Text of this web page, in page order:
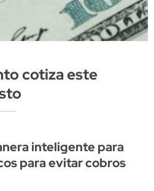
cotiza este
inteligente para
para evitar cobros